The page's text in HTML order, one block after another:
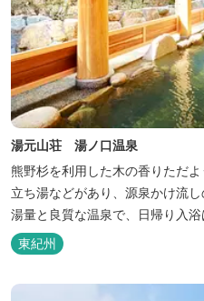
湯元山荘 湯ノ口温泉
熊野杉を利用した木の香りただ
立ち湯などがあり、源泉かけ流
湯量と良質な温泉で、日帰り入
などの宿泊施設も備えているの
楽しむ人も多いです。
東紀州